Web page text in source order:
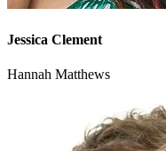
Jessica Clement
Hannah Matthews